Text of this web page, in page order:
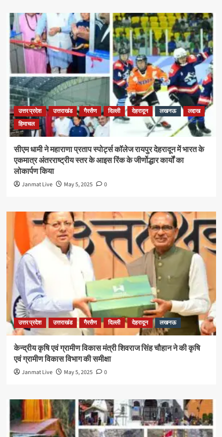
उत्तर प्रदेश उत्तराखंड गैरसैण दिल्ली देहरादून लखनऊ
लद्दाख
हिमाचल
सीएम धामी ने महाराणा प्रताप स्पोर्ट्स कॉलेज रायपुर देहरादून में भारत के
एकमात्र अंतरराष्ट्रीय स्तर के आइस रिंक के जीर्णोद्धार कार्यों का
लोकार्पण किया
Janmat Live May 5, 2025 0
उत्तर प्रदेश उत्तराखंड गैरसैण दिल्ली देहरादून लखनऊ
केन्द्रीय कृषि एवं ग्रामीण विकास मंत्री शिवराज सिंह चौहान ने की कृषि
एवं ग्रामीण विकास विभाग की समीक्षा
Janmat Live May 5, 2025 0